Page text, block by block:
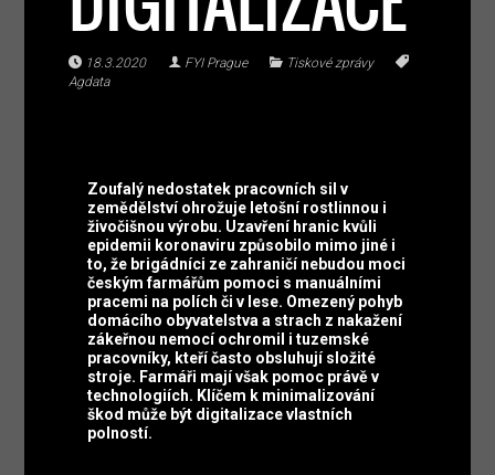
18.3.2020 FYI Prague
Tiskové zprávy
Agdata
Zoufalý nedostatek pracovních sil v
zemědělství ohrožuje letošní rostlinnou i
živočišnou výrobu. Uzavření hranic kvůli
epidemii koronaviru způsobilo mimo jiné i
to, že brigádníci ze zahraničí nebudou moci
českým farmářům pomoci s manuálními
pracemi na polích či v lese. Omezený pohyb
domácího obyvatelstva a strach z nakažení
zákeřnou nemocí ochromil i tuzemské
pracovníky, kteří často obsluhují složité
stroje. Farmáři mají však pomoc právě v
technologiích. Klíčem k minimalizování
škod může být digitalizace vlastních
polností.